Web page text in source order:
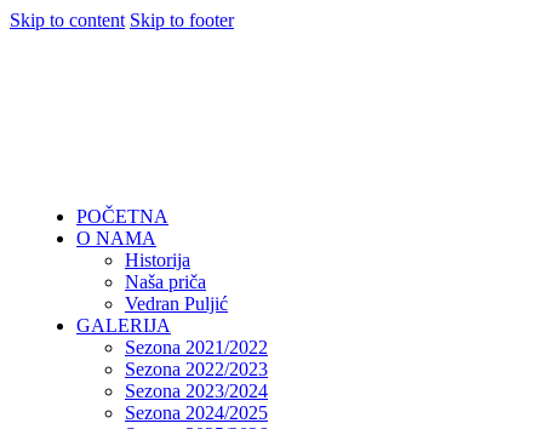
Skip to content Skip to footer
POČETNA
O NAMA
Historija
Naša priča
Vedran Puljić
GALERIJA
Sezona 2021/2022
Sezona 2022/2023
Sezona 2023/2024
Sezona 2024/2025